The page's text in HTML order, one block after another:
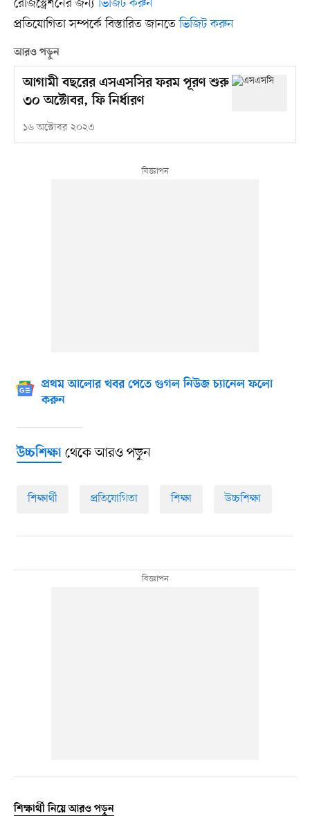
রেজিস্ট্রেশনের জন্য ভিজিট করুন
প্রতিযোগিতা সম্পর্কে বিস্তারিত জানতেভিজিট করুন
আরও পড়ুন
আগামী বছরের এসএসসির ফরম পূরণ শুরু
৩০ অক্টোবর, ফি নির্ধারণ
১৬ অক্টোবর ২০২৩
প্রথম আলোর খবর পেতে গুগল নিউজ চ্যানেল ফলো
করুন
উচ্চশিক্ষাথেকে আরও পড়ুন
শিক্ষার্থী প্রতিযোগিতা শিক্ষা উচ্চশিক্ষা
শিক্ষার্থী নিয়ে আরও পড়ুন